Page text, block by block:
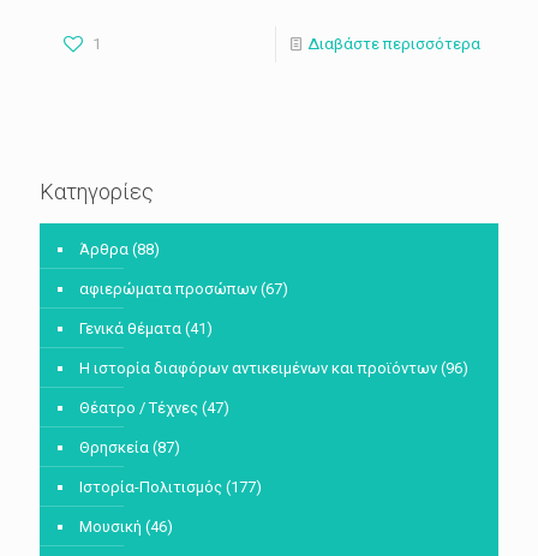
1 Διαβάστε περισσότερα
Κατηγορίες
Άρθρα (88)
αφιερώματα προσώπων (67)
Γενικά θέματα (41)
Η ιστορία διαφόρων αντικειμένων και προϊόντων (96)
Θέατρο / Τέχνες (47)
Θρησκεία (87)
Ιστορία-Πολιτισμός (177)
Μουσική (46)